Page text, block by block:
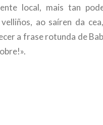
local, mais tan
ao saíren da
a frase rotunda de